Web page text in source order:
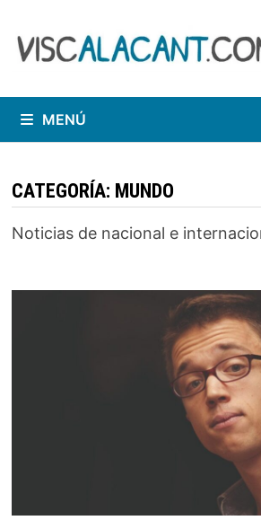
contenido
MENÚ
CATEGORÍA: MUNDO
Noticias de nacional e